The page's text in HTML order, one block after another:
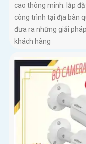
cao thông minh. lắp
công trình tại địa bàn
đưa ra những giải
khách hàng